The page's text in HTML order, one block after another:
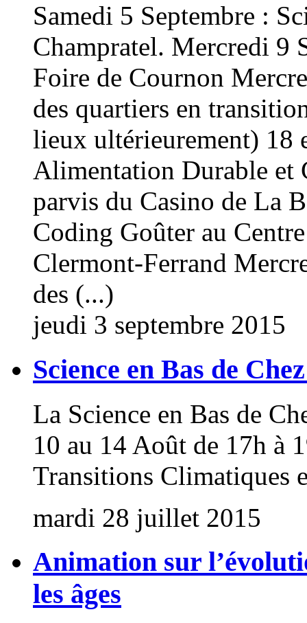
Samedi 5 Septembre :
Champratel. Mercredi 9
Foire de Cournon
des quartiers en
lieux ultérieurement) 18
Alimentation Durable et
parvis du Casino de La
Coding Goûter au
Clermont-Ferrand
des (...)
jeudi 3 septembre 2015
Science en Bas de
La Science en Bas de
10 au 14 Août de 17h à
Transitions Climatiques
mardi 28 juillet 2015
Animation sur
les âges